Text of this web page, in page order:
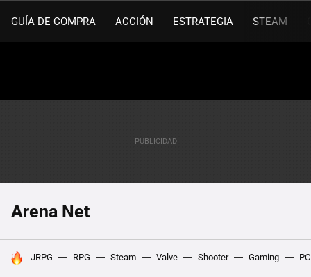
GUÍA DE COMPRA ACCIÓN ESTRATEGIA STEAM
Arena Net
HOY SE HABLA DE
JRPG RPG Steam Valve Shooter Gaming PC